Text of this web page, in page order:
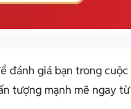
đánh giá bạn trong
tượng mạnh mẽ ngay